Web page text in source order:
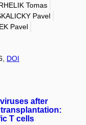
Tomas
Pavel
Pavel
DOI
after
T cells